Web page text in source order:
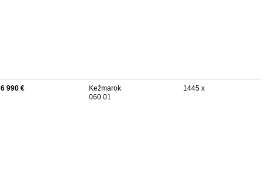
6 990 €
Kežmarok
060 01
1445 x